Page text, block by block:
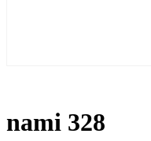
nami 328